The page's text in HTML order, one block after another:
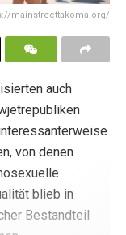
mainstreettakoma.org/
auch
von denen
blieb in
Bestandteil